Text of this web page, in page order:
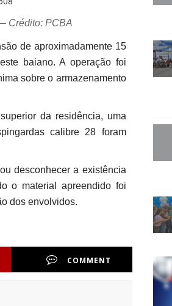
Crédito: PCBA
de aproximadamente 15
baiano. A operação foi
sobre o armazenamento
da residência, uma
calibre 28 foram
desconhecer a existência
o material apreendido foi
dos envolvidos.
COMMENT